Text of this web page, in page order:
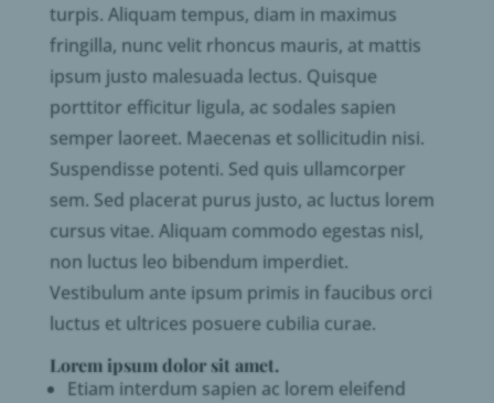
turpis. Aliquam tempus, diam in maximus
fringilla, nunc velit rhoncus mauris, at mattis
ipsum justo malesuada lectus. Quisque
porttitor efficitur ligula, ac sodales sapien
semper laoreet. Maecenas et sollicitudin nisi.
Suspendisse potenti. Sed quis ullamcorper
sem. Sed placerat purus justo, ac luctus lorem
cursus vitae. Aliquam commodo egestas nisl,
non luctus leo bibendum imperdiet.
Vestibulum ante ipsum primis in faucibus orci
luctus et ultrices posuere cubilia curae.
Lorem ipsum dolor sit amet.
Etiam interdum sapien ac lorem eleifend